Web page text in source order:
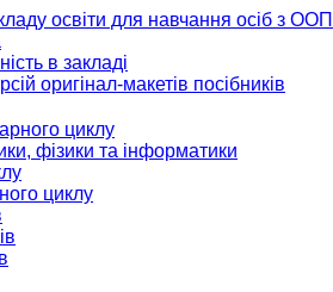
освіти для навчання осіб з ООП
в закладі
оригінал-макетів посібників
циклу
фізики та інформатики
циклу